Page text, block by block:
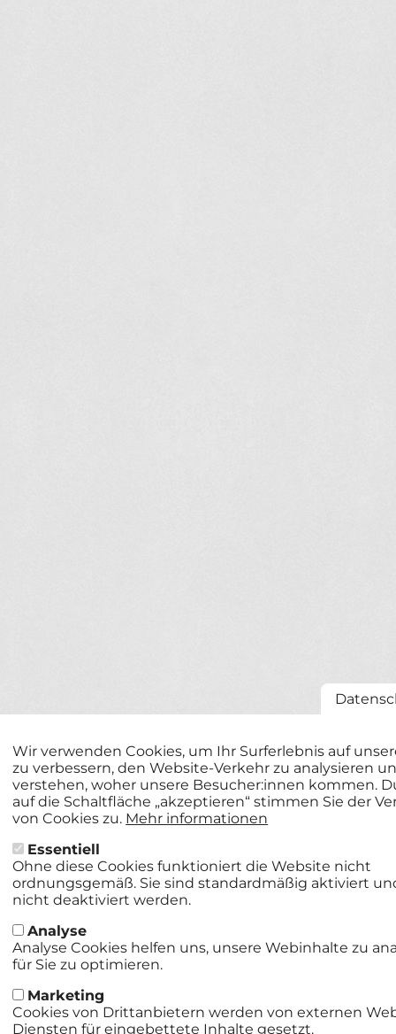
Wir verwenden Cookies, um Ihr Surferlebnis auf
zu verbessern, den Website-Verkehr zu analysieren
verstehen, woher unsere Besucher:innen kommen.
auf die Schaltfläche „akzeptieren“ stimmen Sie der
von Cookies zu. Mehr informationen
Essentiell
Ohne diese Cookies funktioniert die Website nicht
ordnungsgemäß. Sie sind standardmäßig aktiviert
nicht deaktiviert werden.
Analyse
Analyse Cookies helfen uns, unsere Webinhalte zu
für Sie zu optimieren.
Marketing
Cookies von Drittanbietern werden von externen
Diensten für eingebettete Inhalte gesetzt.